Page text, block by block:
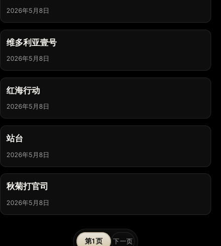
2026年5月8日
维多利亚壹号
2026年5月8日
红海行动
2026年5月8日
站台
2026年5月8日
秋菊打官司
2026年5月8日
文
1 下一页